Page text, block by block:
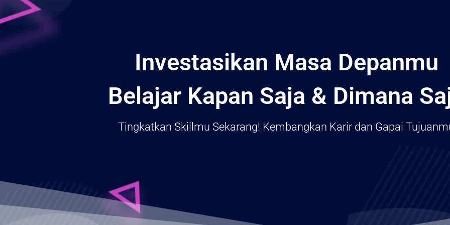
Investasikan Masa Depanmu
Belajar Kapan Saja & Dimana
Tingkatkan Skillmu Sekarang! Kembangkan Karir dan Gapai